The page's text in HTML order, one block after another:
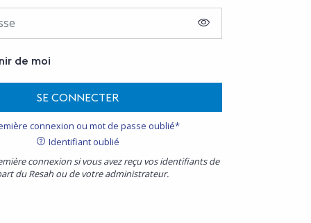
AFFICHER LE MOT
de moi
SE CONNECTER
connexion ou mot de passe oublié*
Identifiant oublié
connexion si vous avez reçu vos identifiants de
du Resah ou de votre administrateur.